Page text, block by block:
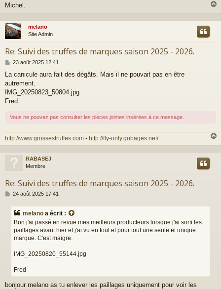
Michel.
u
melano
Site Admin
Re: Suivi des truffes de marques saison 2025 - 2026.
M
s
s
a
g
23 août 2025 12:41
La canicule aura fait des dégâts. Mais il ne pouvait pas en être
autrement.
IMG_20250823_50804.jpg
Fred
Vous ne pouvez pas consulter les pièces jointes insérées à ce message.
http://www.grossestruffes.com - http://fly-only.gobages.net/
a
RABASEJ
Membre
Re: Suivi des truffes de marques saison 2025 - 2026.
M
s
24 août 2025 17:41
melano a écrit :
Bon j'ai passé en revue mes meilleurs producteurs lorsque j'ai sorti les
paillages avant hier et j'ai vu en tout et pour tout une seule et unique
marque. C'est maigre.
IMG_20250820_55144.jpg
Fred
bonjour melano as tu enlever les paillages uniquement pour voir les